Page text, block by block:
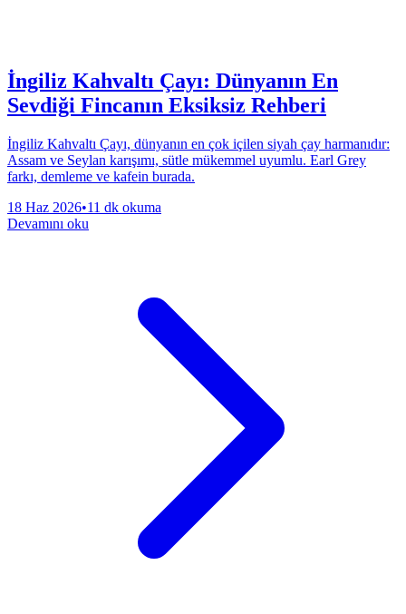
İngiliz Kahvaltı Çayı: Dünyanın En
Sevdiği Fincanın Eksiksiz Rehberi
İngiliz Kahvaltı Çayı, dünyanın en çok içilen siyah çay harmanıdır:
Assam ve Seylan karışımı, sütle mükemmel uyumlu. Earl Grey
farkı, demleme ve kafein burada.
18 Haz 2026•11 dk okuma
Devamını oku